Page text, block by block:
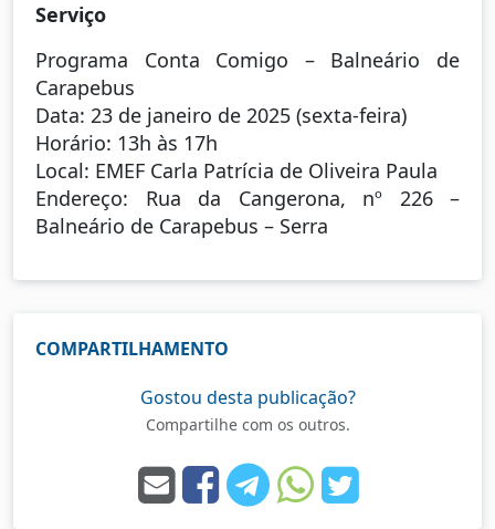
Serviço
Programa Conta Comigo – Balneário de
Carapebus
Data: 23 de janeiro de 2025 (sexta-feira)
Horário: 13h às 17h
Local: EMEF Carla Patrícia de Oliveira Paula
Endereço: Rua da Cangerona, nº 226 –
Balneário de Carapebus – Serra
COMPARTILHAMENTO
Gostou desta publicação?
Compartilhe com os outros.